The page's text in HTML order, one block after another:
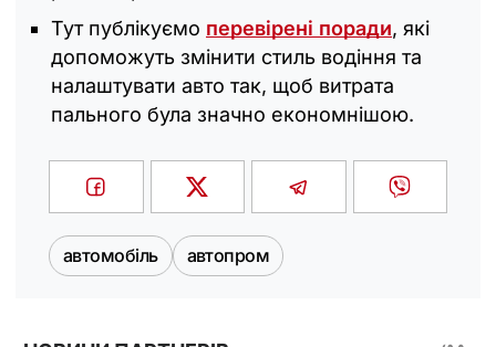
Тут публікуємо перевірені поради, які
допоможуть змінити стиль водіння та
налаштувати авто так, щоб витрата
пального була значно економнішою.
автомобіль автопром